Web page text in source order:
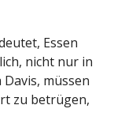
Essen
nicht nur in
müssen
zu betrügen,